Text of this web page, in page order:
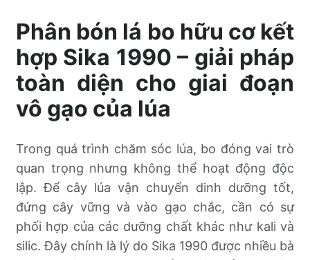
Phân bón lá bo hữu cơ kết
hợp Sika 1990 – giải pháp
toàn diện cho giai đoạn
vô gạo của lúa
Trong quá trình chăm sóc lúa, bo đóng vai trò
quan trọng nhưng không thể hoạt động độc
lập. Để cây lúa vận chuyển dinh dưỡng tốt,
đứng cây vững và vào gạo chắc, cần có sự
phối hợp của các dưỡng chất khác như kali và
silic. Đây chính là lý do Sika 1990 được nhiều bà